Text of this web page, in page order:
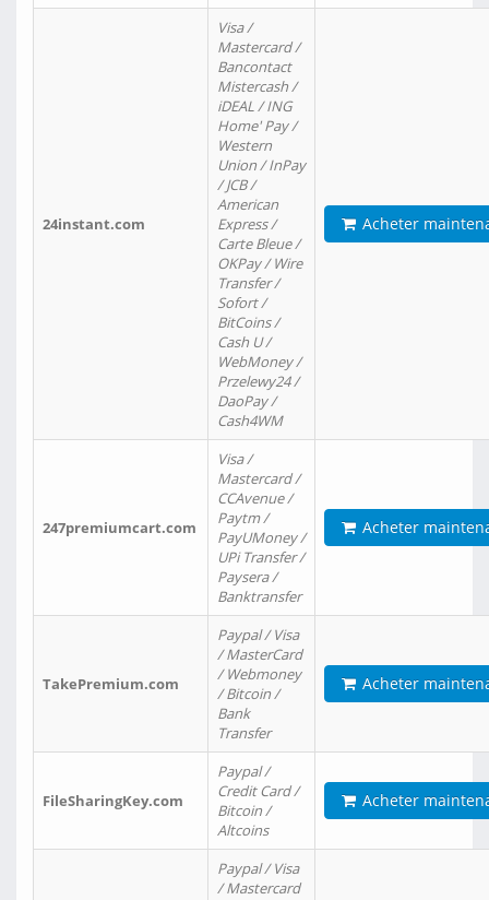
24instant.com
Visa /
Mastercard /
Bancontact
Mistercash /
iDEAL / ING
Home' Pay /
Western
Union / InPay
/ JCB /
American
Express /
Carte Bleue /
OKPay / Wire
Transfer /
Sofort /
BitCoins /
Cash U /
WebMoney /
Przelewy24 /
DaoPay /
Cash4WM
Acheter
247premiumcart.com
Visa /
Mastercard /
CCAvenue /
Paytm /
PayUMoney /
UPi Transfer /
Paysera /
Banktransfer
Acheter
TakePremium.com
Paypal / Visa
/ MasterCard
/ Webmoney
/ Bitcoin /
Bank
Transfer
Acheter
FileSharingKey.com
Paypal /
Credit Card /
Bitcoin /
Altcoins
Acheter
Paypal / Visa
/ Mastercard